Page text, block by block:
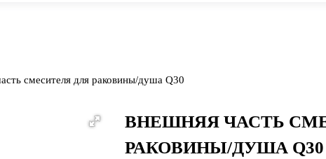
смесителя для раковины/душа Q30
ВНЕШНЯЯ ЧАСТЬ
РАКОВИНЫ/ДУША Q30